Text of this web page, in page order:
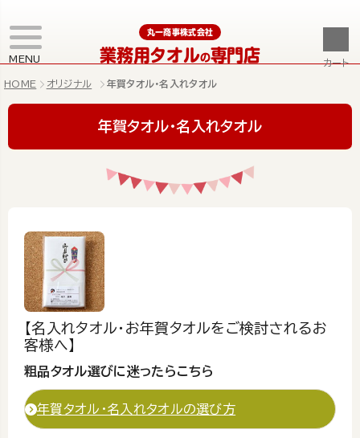
MENU
丸一商事株式会社
業務用タオルの専門店 カート
HOME オリジナル 年賀タオル・名入れタオル
年賀タオル・名入れタオル
【名入れタオル・お年賀タオルをご検討されるお
客様へ】
粗品タオル選びに迷ったらこちら
年賀タオル・名入れタオルの選び方